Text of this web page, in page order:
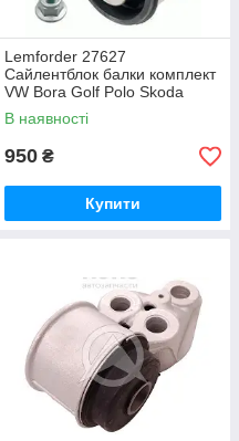
Lemforder 27627
Сайлентблок балки комплект
VW Bora Golf Polo Skoda
Octavia Fabia Rapid
В наявності
950 ₴
Купити